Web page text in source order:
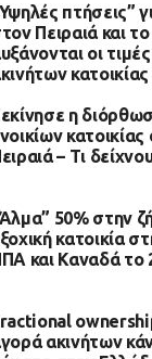
πτήσεις”
Πειραιά και το
οι
κατοικίας
η
– Τι
50% στην
κατοικία
και Καναδά το
ακινήτων